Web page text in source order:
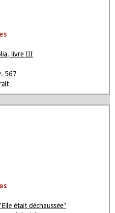
livre III
567
était déchaussée"